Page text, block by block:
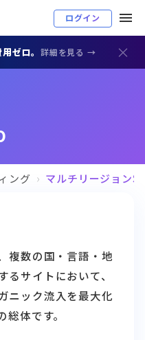
ゼロ。詳細を見る → ×
ログイン
ング マルチリージョン
複数の国・言語・地
サイトにおいて、
ニック流入を最大化
体です。